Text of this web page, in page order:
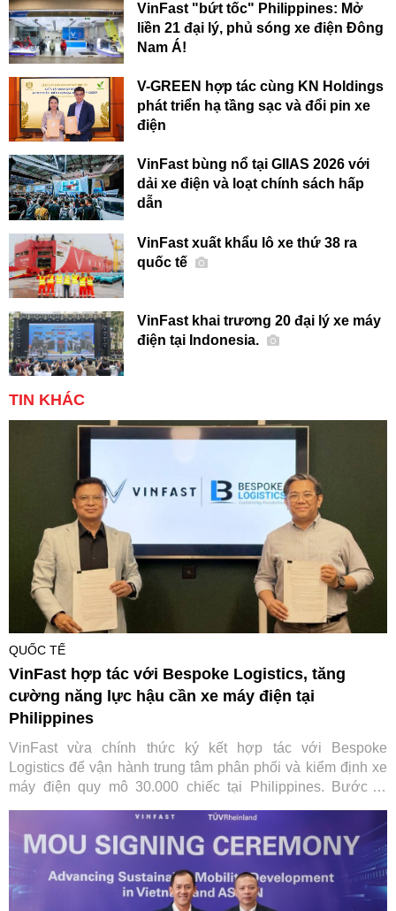
VinFast "bứt tốc" Philippines: Mở
liền 21 đại lý, phủ sóng xe điện Đông
Nam Á!
V-GREEN hợp tác cùng KN Holdings
phát triển hạ tầng sạc và đổi pin xe
điện
VinFast bùng nổ tại GIIAS 2026 với
dải xe điện và loạt chính sách hấp
dẫn
VinFast xuất khẩu lô xe thứ 38 ra
quốc tế
VinFast khai trương 20 đại lý xe máy
điện tại Indonesia.
TIN KHÁC
QUỐC TẾ
VinFast hợp tác với Bespoke Logistics, tăng
cường năng lực hậu cần xe máy điện tại
Philippines
VinFast vừa chính thức ký kết hợp tác với Bespoke
Logistics để vận hành trung tâm phân phối và kiểm định xe
máy điện quy mô 30.000 chiếc tại Philippines. Bước đi
toàn cầu của hãng xe Việt mà còn đặt nền móng vững chắc
cho hệ sinh thái di chuyển xanh toàn diện tại quốc gia vạn
đảo.